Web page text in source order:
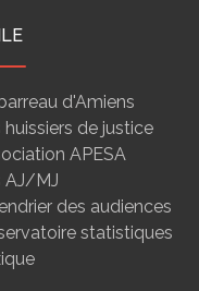
d'Amiens
huissiers de justice
APESA
AJ/MJ
des audiences
statistiques